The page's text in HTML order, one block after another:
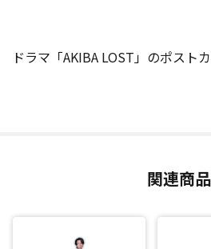
ドラマ「AKIBA LOST」のポスト
関連商品